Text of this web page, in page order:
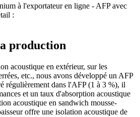
à l'exportateur en ligne - AFP avec
:
production
acoustique en extérieur, sur les
etc., nous avons développé un AFP
régulièrement dans l'AFP (1 à 3 %), il
et un taux d'absorption acoustique
acoustique en sandwich mousse-
offre une isolation acoustique de